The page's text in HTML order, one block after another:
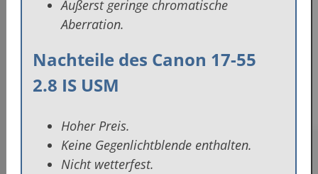
Äußerst geringe chromatische
Aberration.
Nachteile des Canon 17-55
2.8 IS USM
Hoher Preis.
Keine Gegenlichtblende enthalten.
Nicht wetterfest.